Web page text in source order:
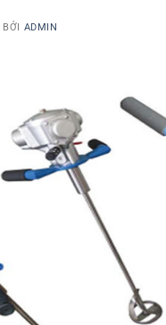
BỞI ADMIN